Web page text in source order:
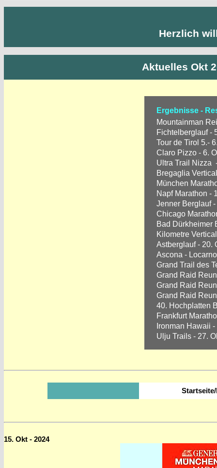
Herzlich
Aktuelles Okt
Ergebnisse -
Mountainman
Fichtelberglauf -
Tour de Tirol 5.-
Claro Pizzo - 6.
Ultra Trail Nizza
Bregaglia
München
Napf Marathon -
Jenner Berglauf
Chicago
Bad Dürkheimer
Kilometre
Astberglauf - 20.
Ascona -
Grand Trail des
Grand Raid
Grand Raid
Grand Raid
40. Hochplatten
Frankfurt
Ironman Hawaii
Ulju Trails - 27.
15. Okt - 2024